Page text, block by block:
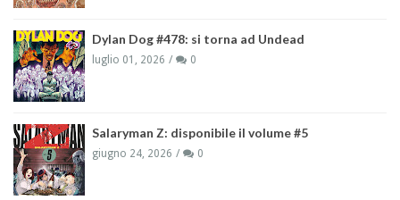
Dylan Dog #478: si torna ad Undead
luglio 01, 2026 0
Salaryman Z: disponibile il volume #5
giugno 24, 2026 0